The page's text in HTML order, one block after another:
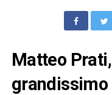
Matteo
grandissimo